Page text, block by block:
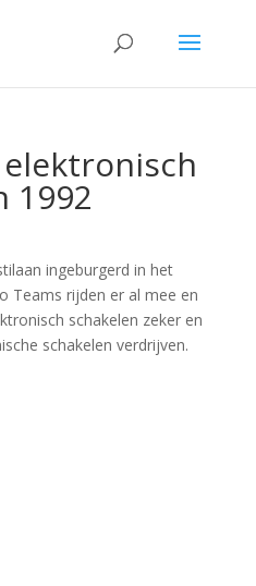
elektronisch
1992
ingeburgerd in het
Teams rijden er al mee en
schakelen zeker en
schakelen verdrijven.